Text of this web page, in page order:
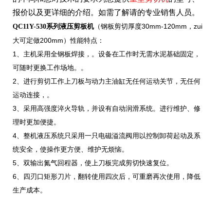
报价以及更详细的介绍。如需了解请的专业销售人员。
QC11Y-530系列液压剪板机（钢板剪切厚度30mm-120mm，zui
大可定做200mm）性能特点：
1、主机采用全钢板焊接，。设备在工作时无需水泥基础固定，
可随时更换工作场地。。
2、进行剪切工作上刀板与动力主油缸无任何运动关节，无任何
运动连接，。
3、采用高强度淬火导轨，并设有自动润滑系统。进行维护、修
理时更加便捷。
4、整机液压系统只采用一只电磁溢流阀用以控制卸荷起动及系
统安全，使操作更方便、维护无烦恼。
5、双输出氮气回程器，使上刀板完成剪切快速复位。
6、四刃口矩形刀片，翻转使用四次后，可重磨再次使用，降低
生产成本。